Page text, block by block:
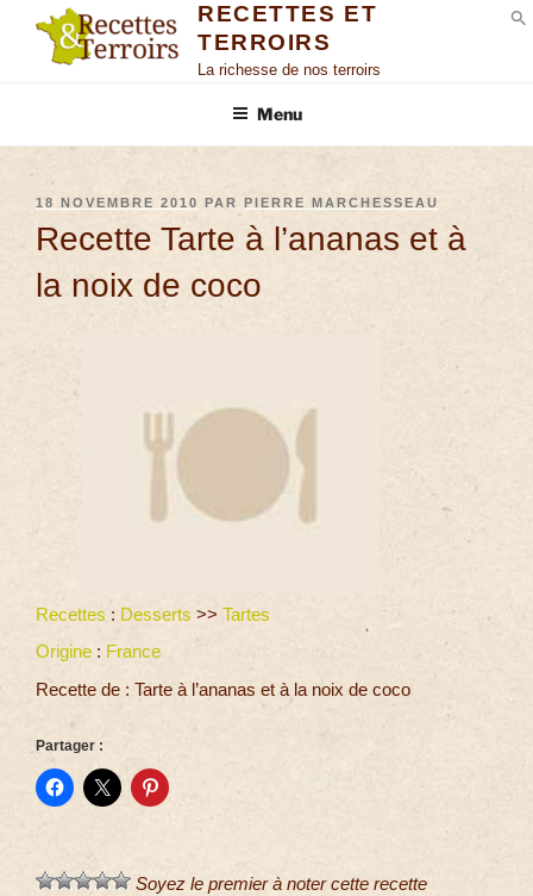
RECETTES ET
TERROIRS
La richesse de nos terroirs
Menu
18 NOVEMBRE 2010 PAR PIERRE MARCHESSEAU
Recette Tarte à l’ananas et à
la noix de coco
Recettes : Desserts >> Tartes
Origine : France
Recette de : Tarte à l’ananas et à la noix de coco
Partager :
Soyez le premier à noter cette recette